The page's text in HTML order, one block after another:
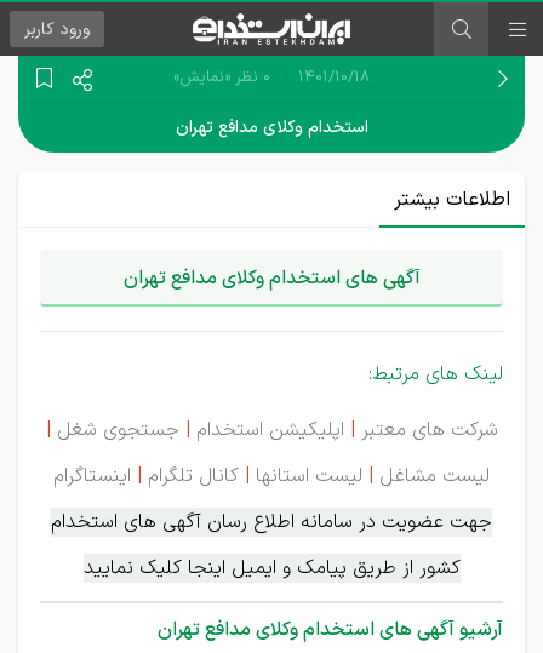
ورود کاربر
۱۴۰۱/۱۰/۱۸ 0 نظر «نمایش»
استخدام وکلای مدافع تهران
اطلاعات بیشتر
آگهی های استخدام وکلای مدافع تهران
لینک های مرتبط:
شرکت های معتبر | اپلیکیشن استخدام | جستجوی شغل |
لیست مشاغل | لیست استانها | کانال تلگرام | اینستاگرام
جهت عضویت در سامانه اطلاع رسان آگهی های استخدام
کشور از طریق پیامک و ایمیل اینجا کلیک نمایید
آرشیو آگهی های استخدام وکلای مدافع تهران